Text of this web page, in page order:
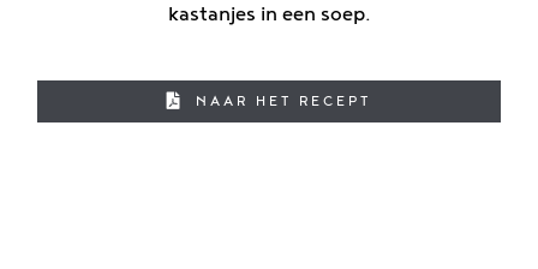
kastanjes in een soep.
NAAR HET RECEPT